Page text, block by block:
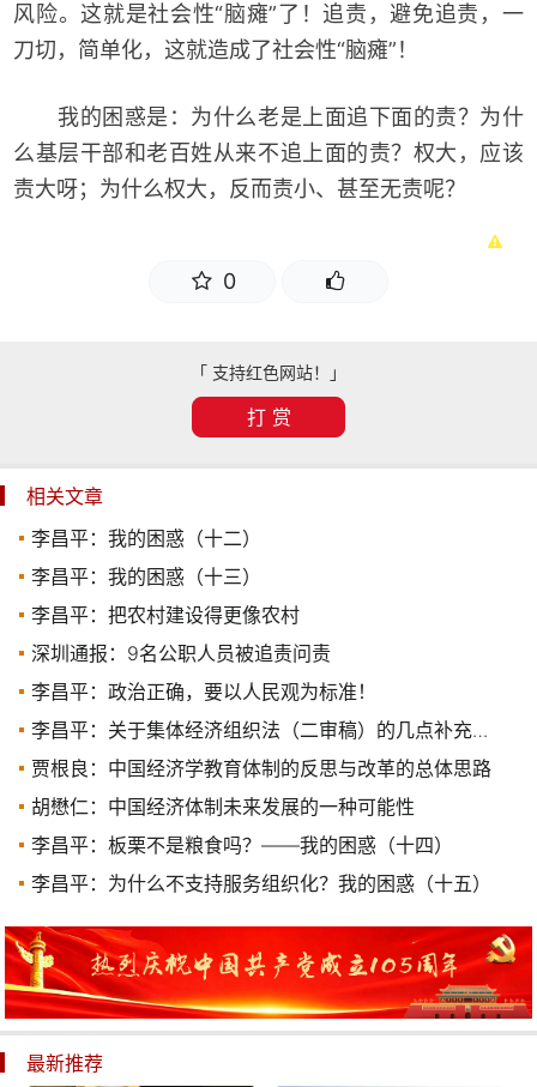
风险。这就是社会性“脑瘫”了！追责，避免追责，一
刀切，简单化，这就造成了社会性“脑瘫”！
我的困惑是：为什么老是上面追下面的责？为什
么基层干部和老百姓从来不追上面的责？权大，应该
责大呀；为什么权大，反而责小、甚至无责呢？
0
「 支持红色网站！」
打 赏
相关文章
李昌平：我的困惑（十二）
李昌平：我的困惑（十三）
李昌平：把农村建设得更像农村
深圳通报：9名公职人员被追责问责
李昌平：政治正确，要以人民观为标准！
李昌平：关于集体经济组织法（二审稿）的几点补充意见
贾根良：中国经济学教育体制的反思与改革的总体思路
胡懋仁：中国经济体制未来发展的一种可能性
李昌平：板栗不是粮食吗？——我的困惑（十四）
李昌平：为什么不支持服务组织化？我的困惑（十五）
最新推荐